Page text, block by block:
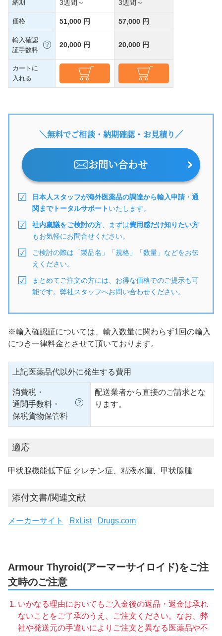
納期 3週間～ 3週間～
価格 51,000 円 57,000 円
輸入確認
証手数料
20,000 円 20,000 円
カートに
入れる
＼無料でご相談・納期確認・お見積り／
お問い合わせ
日本人スタッフが海外医薬品の調達から輸入申請・通
関までトータルサポートいたします。
社内稟議をご検討の方 、まずは費用感だけ知りたい方
もお気軽にお問合せください。
ご検討の際は「製品名」「規格」「数量」などをお伝
えください。
まとめてご注文の方には、お得な価格でのご提示も可
能です。弊社スタッフへお問い合わせください。
※輸入確認証については、輸入数量に関わらず1回の輸入
につき一律料金とさせて頂いております。
上記医薬品代以外に発生する費用
消費税・
通関手数料・
保税貨物保管料
配送業者から直接のご請求とな
ります。
適応
甲状腺機能低下症 クレチン症、粘液水腫、甲状腺腫
添付文書/関連文献
メーカーサイト RxList Drugs.com
Armour Thyroid(アーマーサイロイド)をご注
文時のご注意
いかなる理由においてもご入金後の返品・返金は承れ
ないことをご了承のうえ、ご注文ください。なお、弊
社や発送元の手違いによりご注文と異なる医薬品や不